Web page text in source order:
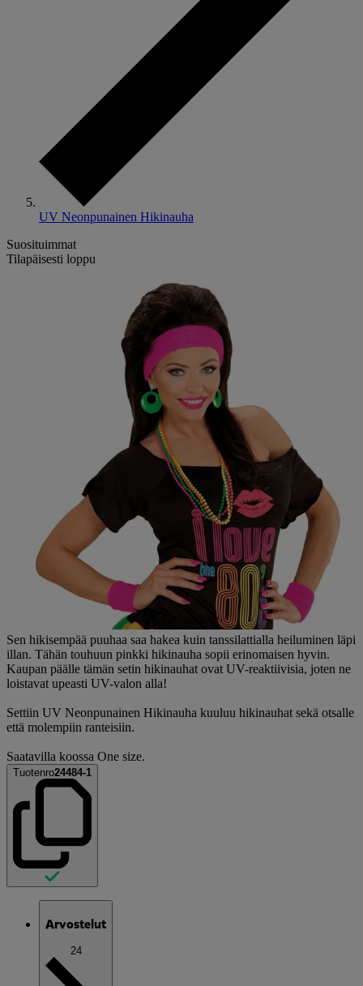
UV Neonpunainen Hikinauha
Suosituimmat
Tilapäisesti loppu
Sen hikisempää puuhaa saa hakea kuin tanssilattialla heiluminen läpi
illan. Tähän touhuun pinkki hikinauha sopii erinomaisen hyvin.
Kaupan päälle tämän setin hikinauhat ovat UV-reaktiivisia, joten ne
loistavat upeasti UV-valon alla!
Settiin UV Neonpunainen Hikinauha kuuluu hikinauhat sekä otsalle
että molempiin ranteisiin.
Saatavilla koossa One size.
Tuotenro24484-1
Arvostelut
24